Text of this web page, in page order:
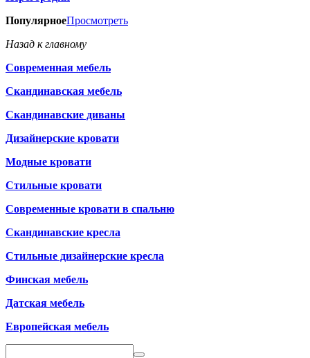
ПопулярноеПросмотреть
Назад к главному
Современная мебель
Скандинавская мебель
Скандинавские диваны
Дизайнерские кровати
Модные кровати
Стильные кровати
Современные кровати в спальню
Скандинавские кресла
Стильные дизайнерские кресла
Финская мебель
Датская мебель
Европейская мебель